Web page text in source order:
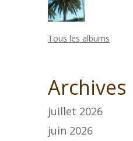
Tous les albums
Archives
juillet 2026
juin 2026